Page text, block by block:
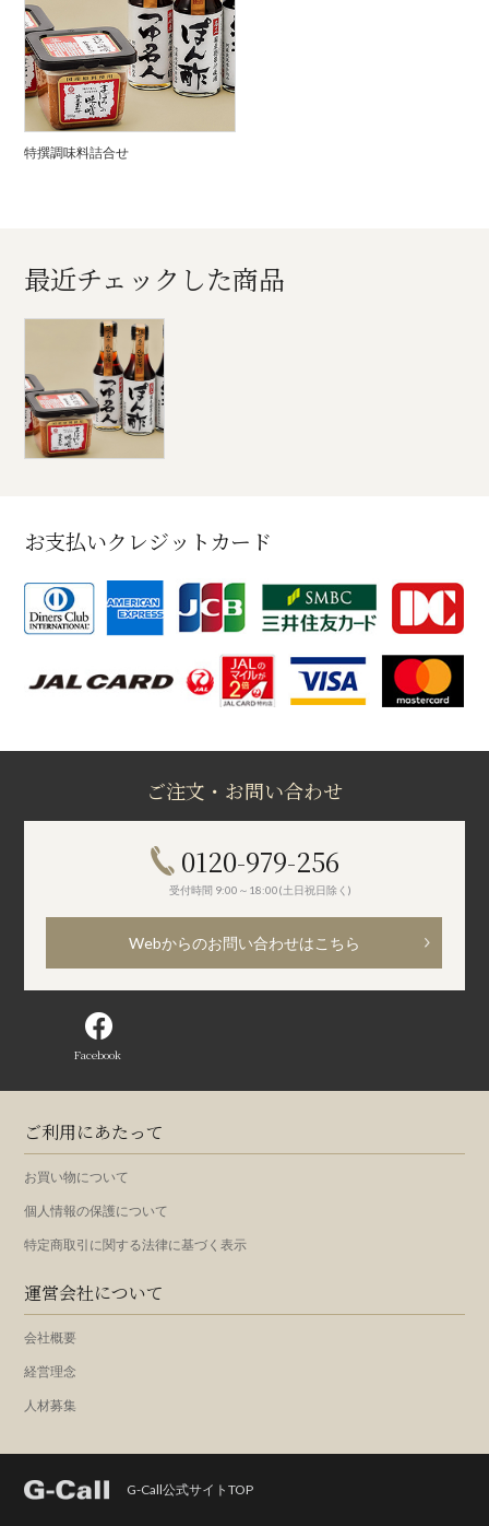
特撰調味料詰合せ
最近チェックした商品
お支払いクレジットカード
ご注文・お問い合わせ
0120-979-256
受付時間 9:00～18:00(土日祝日除く)
Webからのお問い合わせはこちら
Facebook
ご利用にあたって
お買い物について
個人情報の保護について
特定商取引に関する法律に基づく表示
運営会社について
会社概要
経営理念
人材募集
G-Call公式サイトTOP